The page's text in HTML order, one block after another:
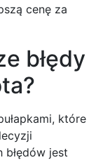
cenę za
błędy
które
jest